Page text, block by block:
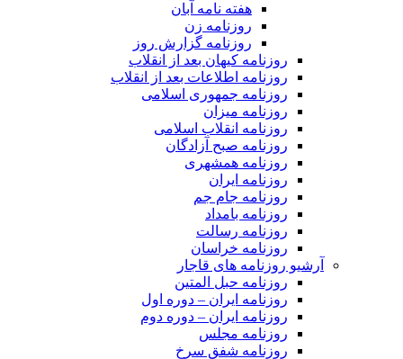
هفته نامه آبان
روزنامه زن
روزنامه گزارش روز
روزنامه کیهان بعد از انقلاب
روزنامه اطلاعات بعد از انقلاب
روزنامه جمهوری اسلامی
روزنامه میزان
روزنامه انقلاب اسلامی
روزنامه صبح آزادگان
روزنامه همشهری
روزنامه ایران
روزنامه جام جم
روزنامه بامداد
روزنامه رسالت
روزنامه خراسان
آرشیو روزنامه های قاجار
روزنامه حبل المتین
روزنامه ایران – دوره اول
روزنامه ایران – دوره دوم
روزنامه مجلس
روزنامه شفق سرخ